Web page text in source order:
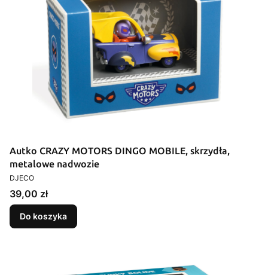
Autko CRAZY MOTORS DINGO MOBILE, skrzydła,
metalowe nadwozie
PRODUCENT
DJECO
Cena
39,00 zł
Do koszyka